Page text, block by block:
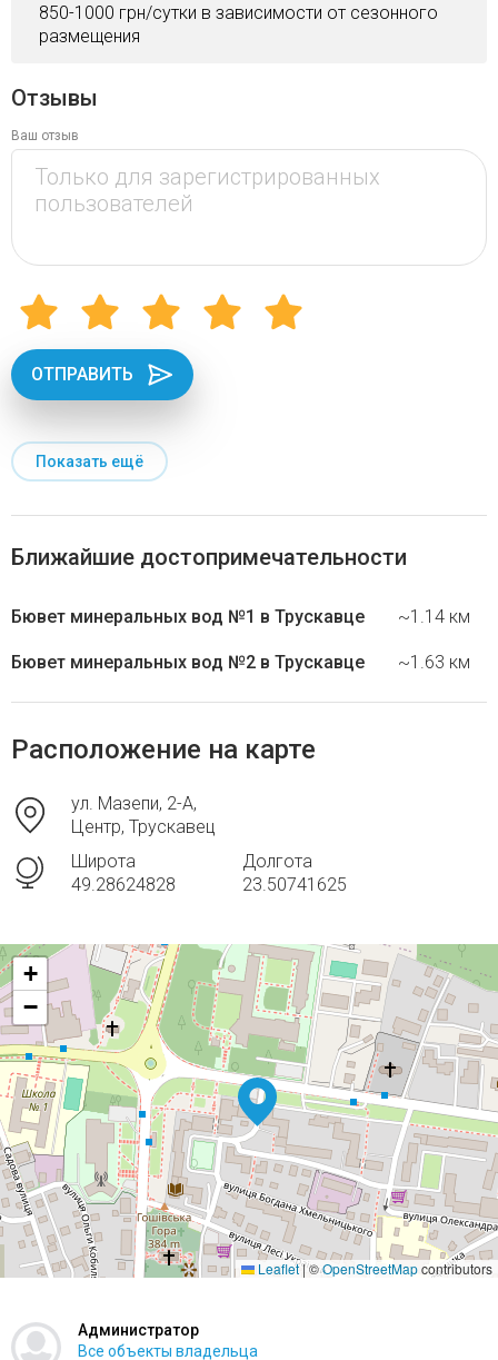
850-1000 грн/сутки в зависимости от сезонного
размещения
Отзывы
Ваш отзыв
ОТПРАВИТЬ
Показать ещё
Ближайшие достопримечательности
Бювет минеральных вод №1 в Трускавце ~1.14 км
Бювет минеральных вод №2 в Трускавце ~1.63 км
Расположение на карте
ул. Мазепи, 2-А,
Центр, Трускавец
Широта
49.28624828
Долгота
23.50741625
+
−
Leaflet|©OpenStreetMapcontributors
Администратор
Все объекты владельца